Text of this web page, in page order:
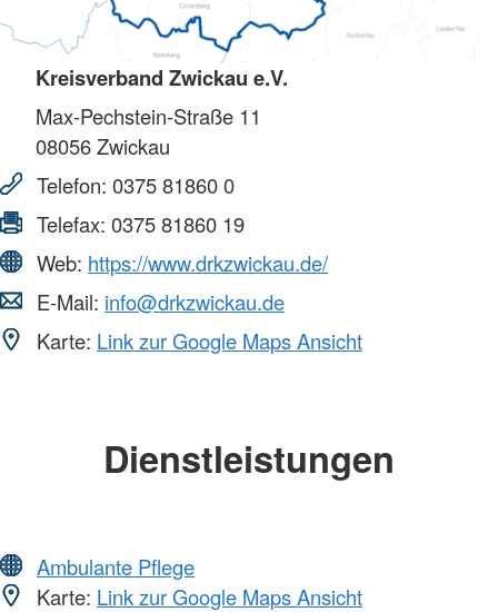
Kreisverband Zwickau e.V.
Max-Pechstein-Straße 11
08056Zwickau
Telefon: 0375 81860 0
Telefax: 0375 81860 19
Web: https://www.drkzwickau.de/
E-Mail: info@drkzwickau.de
Karte: Link zur Google Maps Ansicht
Dienstleistungen
Ambulante Pflege
Karte: Link zur Google Maps Ansicht